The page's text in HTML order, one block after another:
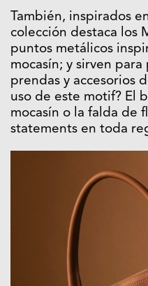
También, inspirados
colección destaca los
puntos metálicos
mocasín; y sirven
prendas y accesorios
uso de este motif? El
mocasín o la falda de
statements en toda